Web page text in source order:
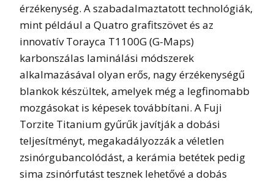
érzékenység. A szabadalmaztatott technológiák,
mint például a Quatro grafitszövet és az
innovatív Torayca T1100G (G-Maps)
karbonszálas laminálási módszerek
alkalmazásával olyan erős, nagy érzékenységű
blankok készültek, amelyek még a legfinomabb
mozgásokat is képesek továbbítani. A Fuji
Torzite Titanium gyűrűk javítják a dobási
teljesítményt, megakadályozzák a véletlen
zsinórgubancolódást, a kerámia betétek pedig
sima zsinórfutást tesznek lehetővé a dobás